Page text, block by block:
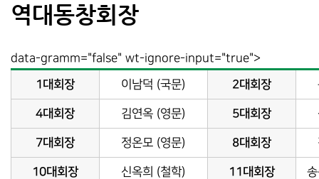
역대동창회장
data-gramm="false" wt-ignore-input="true">
1대회장 이남덕 (국문) 2대회장
4대회장 김연옥 (영문) 5대회장
7대회장 정온모 (영문) 8대회장
10대회장 신옥희 (철학) 11대회장